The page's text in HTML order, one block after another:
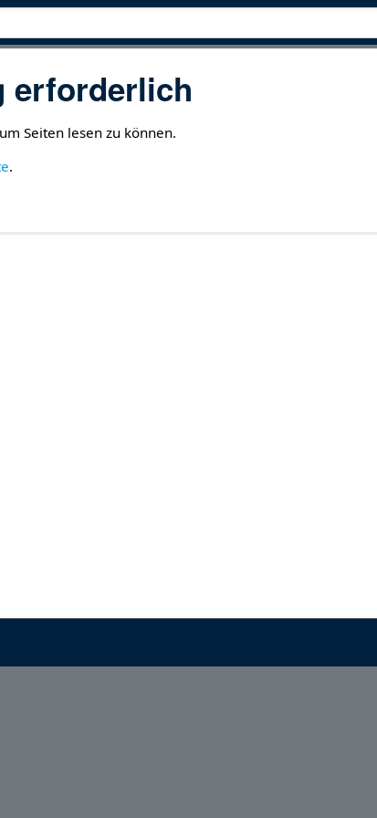
erforderlich
Seiten lesen zu können.
.